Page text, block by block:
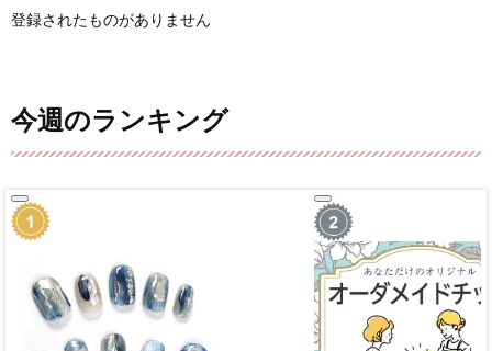
登録されたものがありません
今週のランキング